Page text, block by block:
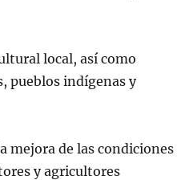
local, así como
pueblos indígenas y
mejora de las condiciones
y agricultores